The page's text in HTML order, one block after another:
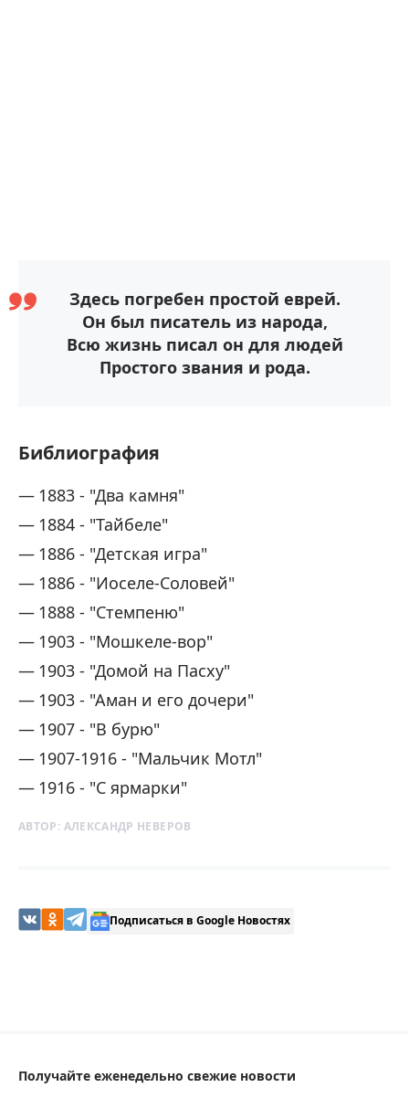
Здесь погребен простой еврей.
Он был писатель из народа,
Всю жизнь писал он для людей
Простого звания и рода.
Библиография
1883 - "Два камня"
1884 - "Тайбеле"
1886 - "Детская игра"
1886 - "Иоселе-Соловей"
1888 - "Стемпеню"
1903 - "Мошкеле-вор"
1903 - "Домой на Пасху"
1903 - "Аман и его дочери"
1907 - "В бурю"
1907-1916 - "Мальчик Мотл"
1916 - "С ярмарки"
АВТОР: АЛЕКСАНДР НЕВЕРОВ
Подписаться в Google Новостях
Получайте еженедельно свежие новости